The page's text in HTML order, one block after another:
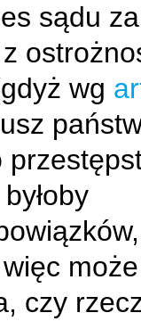
sądu
wg
czy